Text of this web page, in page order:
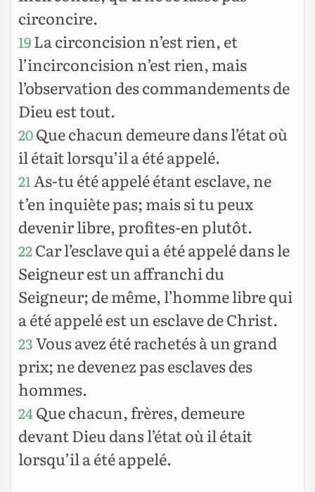
circoncire.
19La circoncision n’est rien, et
l’incirconcision n’est rien, mais
l’observation des commandements de
Dieu est tout.
20Que chacun demeure dans l’état où
il était lorsqu’il a été appelé.
21 As-tu été appelé étant esclave, ne
t’en inquiète pas; mais si tu peux
devenir libre, profites-en plutôt.
22Car l’esclave qui a été appelé dans le
Seigneur est un affranchi du
Seigneur; de même, l’homme libre qui
a été appelé est un esclave de Christ.
23Vous avez été rachetés à un grand
prix; ne devenez pas esclaves des
hommes.
24Que chacun, frères, demeure
devant Dieu dans l’état où il était
lorsqu’il a été appelé.